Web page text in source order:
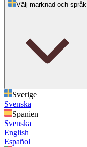
Välj marknad och språk
Sverige
Svenska
Spanien
Svenska
English
Español